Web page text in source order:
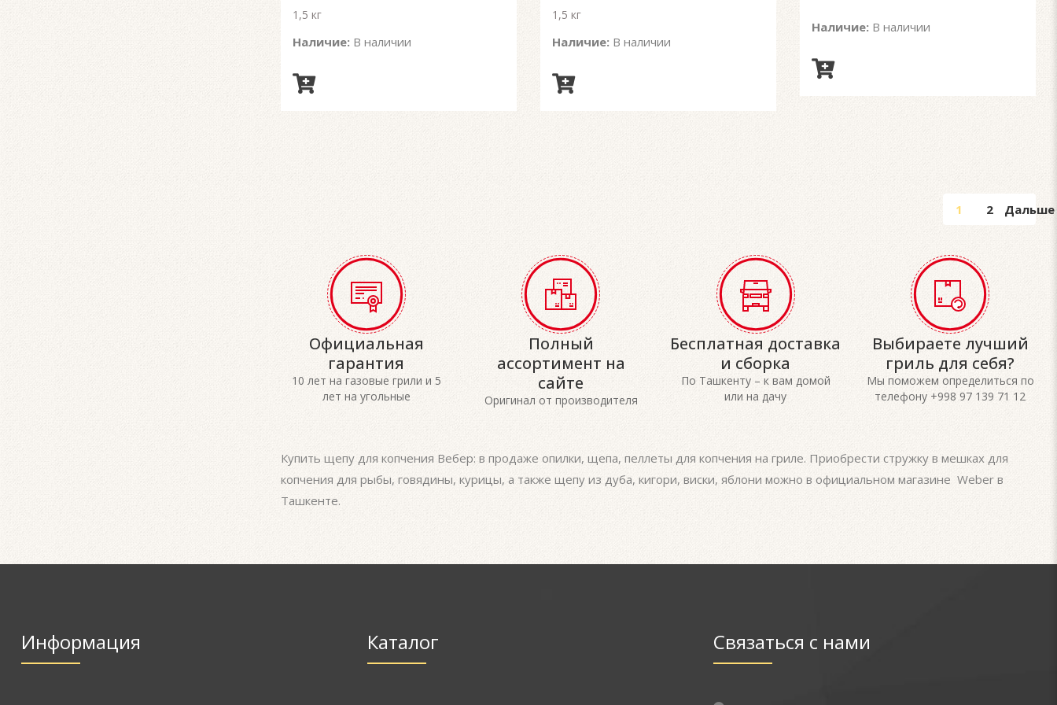
1,5 кг
Наличие: В наличии
1,5 кг
Наличие: В наличии
Наличие: В наличии
1 2 Дальше
Официальная
гарантия
10 лет на газовые грили и 5
лет на угольные
Полный
ассортимент на
сайте
Оригинал от производителя
Бесплатная доставка
и сборка
По Ташкенту – к вам домой
или на дачу
Выбираете лучший
гриль для себя?
Мы поможем определиться по
телефону +998 97 139 71 12
Купить щепу для копчения Вебер: в продаже опилки, щепа, пеллеты для копчения на гриле. Приобрести стружку в мешках для
копчения для рыбы, говядины, курицы, а также щепу из дуба, кигори, виски, яблони можно в официальном магазине Weber в
Ташкенте.
Информация Каталог Связаться с нами